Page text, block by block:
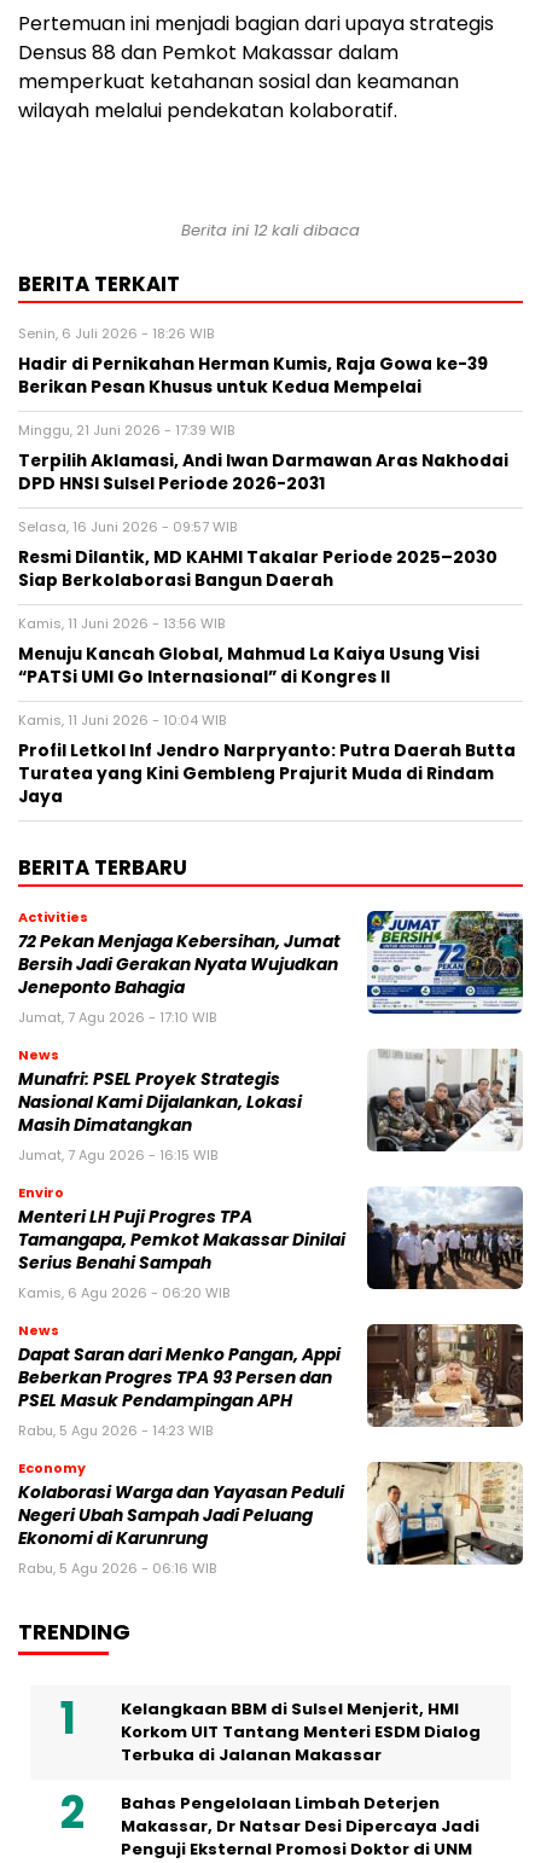
Pertemuan ini menjadi bagian dari upaya strategis
Densus 88 dan Pemkot Makassar dalam
memperkuat ketahanan sosial dan keamanan
wilayah melalui pendekatan kolaboratif.
Berita ini 12 kali dibaca
BERITA TERKAIT
Senin, 6 Juli 2026 - 18:26 WIB
Hadir di Pernikahan Herman Kumis, Raja Gowa ke-39
Berikan Pesan Khusus untuk Kedua Mempelai
Minggu, 21 Juni 2026 - 17:39 WIB
Terpilih Aklamasi, Andi Iwan Darmawan Aras Nakhodai
DPD HNSI Sulsel Periode 2026-2031
Selasa, 16 Juni 2026 - 09:57 WIB
Resmi Dilantik, MD KAHMI Takalar Periode 2025–2030
Siap Berkolaborasi Bangun Daerah
Kamis, 11 Juni 2026 - 13:56 WIB
Menuju Kancah Global, Mahmud La Kaiya Usung Visi
“PATSi UMI Go Internasional” di Kongres II
Kamis, 11 Juni 2026 - 10:04 WIB
Profil Letkol Inf Jendro Narpryanto: Putra Daerah Butta
Turatea yang Kini Gembleng Prajurit Muda di Rindam
Jaya
BERITA TERBARU
Activities
72 Pekan Menjaga Kebersihan, Jumat
Bersih Jadi Gerakan Nyata Wujudkan
Jeneponto Bahagia
Jumat, 7 Agu 2026 - 17:10 WIB
News
Munafri: PSEL Proyek Strategis
Nasional Kami Dijalankan, Lokasi
Masih Dimatangkan
Jumat, 7 Agu 2026 - 16:15 WIB
Enviro
Menteri LH Puji Progres TPA
Tamangapa, Pemkot Makassar Dinilai
Serius Benahi Sampah
Kamis, 6 Agu 2026 - 06:20 WIB
News
Dapat Saran dari Menko Pangan, Appi
Beberkan Progres TPA 93 Persen dan
PSEL Masuk Pendampingan APH
Rabu, 5 Agu 2026 - 14:23 WIB
Economy
Kolaborasi Warga dan Yayasan Peduli
Negeri Ubah Sampah Jadi Peluang
Ekonomi di Karunrung
Rabu, 5 Agu 2026 - 06:16 WIB
TRENDING
Kelangkaan BBM di Sulsel Menjerit, HMI
Korkom UIT Tantang Menteri ESDM Dialog
Terbuka di Jalanan Makassar
Bahas Pengelolaan Limbah Deterjen
Makassar, Dr Natsar Desi Dipercaya Jadi
Penguji Eksternal Promosi Doktor di UNM